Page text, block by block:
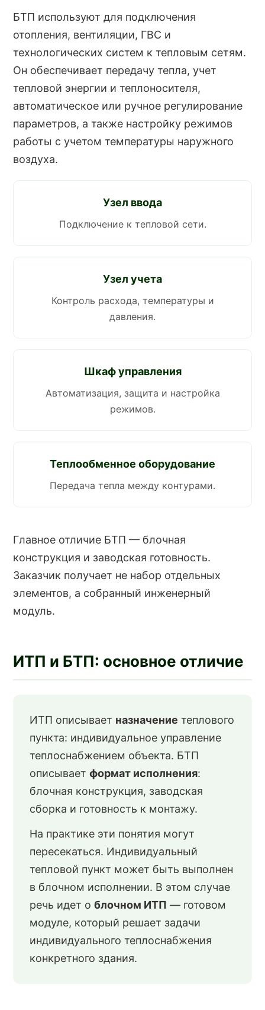
БТП используют для подключения
отопления, вентиляции, ГВС и
технологических систем к тепловым сетям.
Он обеспечивает передачу тепла, учет
тепловой энергии и теплоносителя,
автоматическое или ручное регулирование
параметров, а также настройку режимов
работы с учетом температуры наружного
воздуха.
Узел ввода
Подключение к тепловой сети.
Узел учета
Контроль расхода, температуры и
давления.
Шкаф управления
Автоматизация, защита и настройка
режимов.
Теплообменное оборудование
Передача тепла между контурами.
Главное отличие БТП — блочная
конструкция и заводская готовность.
Заказчик получает не набор отдельных
элементов, а собранный инженерный
модуль.
ИТП и БТП: основное отличие
ИТП описывает назначение теплового
пункта: индивидуальное управление
теплоснабжением объекта. БТП
описываетформат исполнения:
блочная конструкция, заводская
сборка и готовность к монтажу.
На практике эти понятия могут
пересекаться. Индивидуальный
тепловой пункт может быть выполнен
в блочном исполнении. В этом случае
речь идет облочном ИТП — готовом
модуле, который решает задачи
индивидуального теплоснабжения
конкретного здания.